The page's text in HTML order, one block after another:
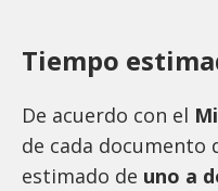
Tiempo
De acuerdo con el
de cada documento
estimado de uno a